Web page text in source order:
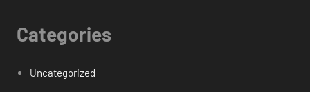
Categories
Uncategorized